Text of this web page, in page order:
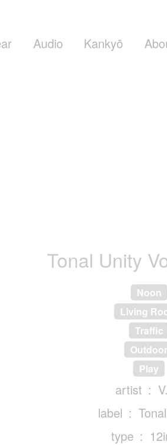
Audio Kankyō
Tonal Unity
Noon
Living
Traffic
Outdoor
Play
artist
label
type